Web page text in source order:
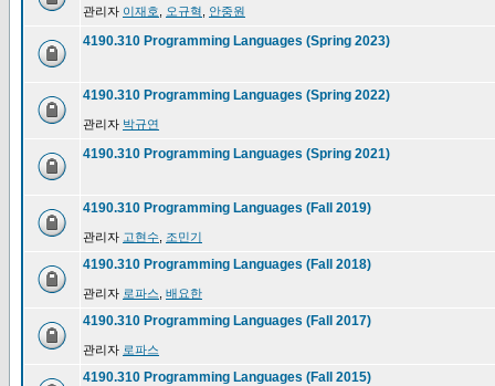
관리자 이재호 오규혁 안중원
4190.310 Programming Languages (Spring 2023)
4190.310 Programming Languages (Spring 2022)
관리자 박규연
4190.310 Programming Languages (Spring 2021)
4190.310 Programming Languages (Fall 2019)
관리자 고현수 조민기
4190.310 Programming Languages (Fall 2018)
관리자 로파스 배요한
4190.310 Programming Languages (Fall 2017)
관리자 로파스
4190.310 Programming Languages (Fall 2015)